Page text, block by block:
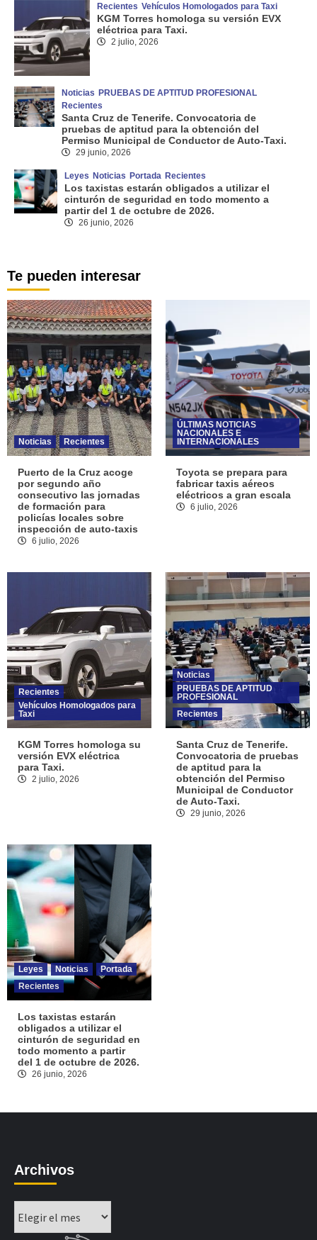
Recientes Vehículos Homologados para Taxi
KGM Torres homologa su versión EVX
eléctrica para Taxi.
2 julio, 2026
Noticias PRUEBAS DE APTITUD PROFESIONAL
Recientes
Santa Cruz de Tenerife. Convocatoria de
pruebas de aptitud para la obtención del
Permiso Municipal de Conductor de Auto-Taxi.
29 junio, 2026
Leyes Noticias Portada Recientes
Los taxistas estarán obligados a utilizar el
cinturón de seguridad en todo momento a
partir del 1 de octubre de 2026.
26 junio, 2026
Te pueden interesar
Noticias Recientes
Puerto de la Cruz acoge
por segundo año
consecutivo las jornadas
de formación para
policías locales sobre
inspección de auto-taxis
6 julio, 2026
ÚLTIMAS NOTICIAS
NACIONALES E
INTERNACIONALES
Toyota se prepara para
fabricar taxis aéreos
eléctricos a gran escala
6 julio, 2026
Recientes
Vehículos Homologados para
Taxi
KGM Torres homologa su
versión EVX eléctrica
para Taxi.
2 julio, 2026
Noticias
PRUEBAS DE APTITUD
PROFESIONAL
Recientes
Santa Cruz de Tenerife.
Convocatoria de pruebas
de aptitud para la
obtención del Permiso
Municipal de Conductor
de Auto-Taxi.
29 junio, 2026
Leyes Noticias
Portada
Recientes
Los taxistas estarán
obligados a utilizar el
cinturón de seguridad en
todo momento a partir
del 1 de octubre de 2026.
26 junio, 2026
Archivos